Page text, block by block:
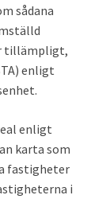
sådana
tillämpligt,
enligt
enligt
karta som
fastigheter
i